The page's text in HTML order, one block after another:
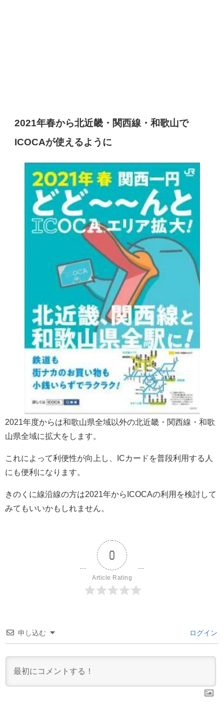
2021年春から北近畿・関西線・和歌山で
ICOCAが使えるように
2021年度からは和歌山県全域以外の北近畿・関西線・和歌
山県全域に拡大をします。
これによって利便性が向上し、ICカードを普段利用する人
にも便利になります。
きのくに線沿線の方は2021年からICOCAの利用を検討して
みてもいいかもしれません。
0
Article Rating
申し込む ログイン